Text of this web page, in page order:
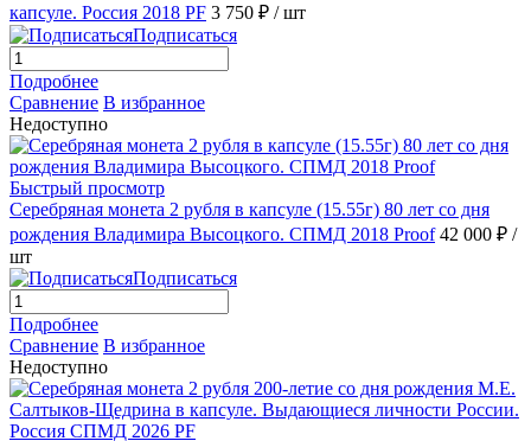
капсуле. Россия 2018 PF 3 750 ₽ / шт
Подписаться
Подробнее
Сравнение В избранное
Недоступно
Быстрый просмотр
Серебряная монета 2 рубля в капсуле (15.55г) 80 лет со дня
рождения Владимира Высоцкого. СПМД 2018 Proof 42 000 ₽ /
шт
Подписаться
Подробнее
Сравнение В избранное
Недоступно